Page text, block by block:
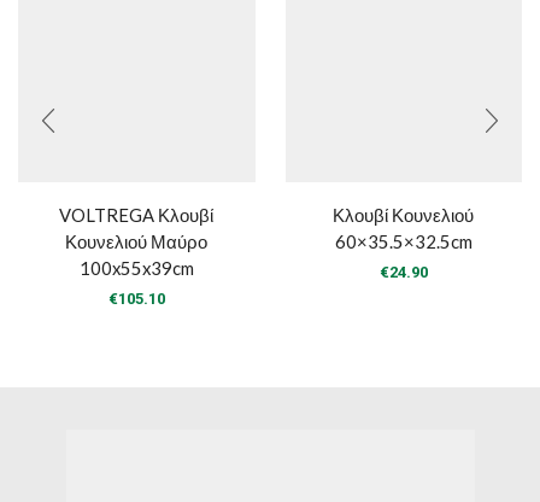
VOLTREGA Κλουβί
Κουνελιού Μαύρο
100x55x39cm
€105.10
Κλουβί Κουνελιού
60×35.5×32.5cm
€24.90